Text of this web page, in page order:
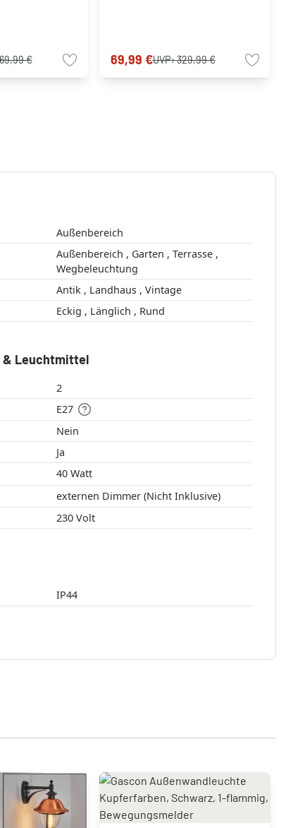
€ 69,99 €UVP:329,99 €
Außenbereich
Außenbereich , Garten , Terrasse ,
Wegbeleuchtung
Antik , Landhaus , Vintage
Eckig , Länglich , Rund
& Leuchtmittel
2
E27
Nein
Ja
40 Watt
externen Dimmer (Nicht Inklusive)
230 Volt
IP44